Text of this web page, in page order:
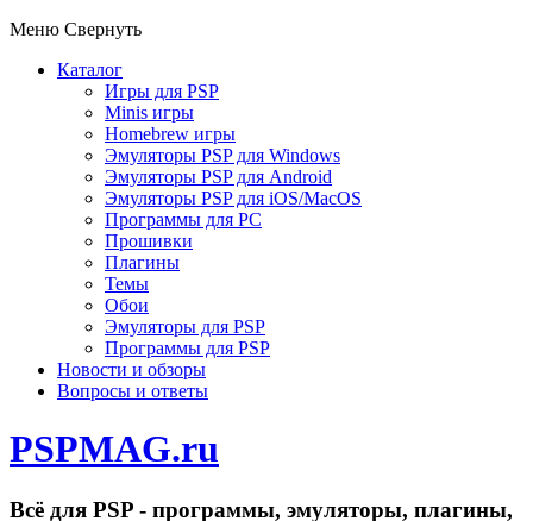
Меню Свернуть
Каталог
Игры для PSP
Minis игры
Homebrew игры
Эмуляторы PSP для Windows
Эмуляторы PSP для Android
Эмуляторы PSP для iOS/MacOS
Программы для PC
Прошивки
Плагины
Темы
Обои
Эмуляторы для PSP
Программы для PSP
Новости и обзоры
Вопросы и ответы
PSPMAG.ru
Всё для PSP - программы, эмуляторы, плагины,